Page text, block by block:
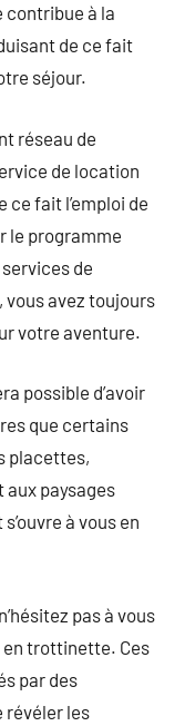
à la
de ce fait
séjour.
réseau de
de location
fait l’emploi de
le programme
services de
avez toujours
votre aventure.
possible d’avoir
que certains
placettes,
aux paysages
à vous en
pas à vous
en trottinette. Ces
par des
révéler les